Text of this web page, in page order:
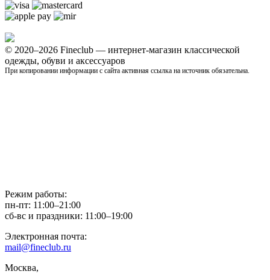
© 2020–2026 Fineclub — интернет-магазин классической
одежды, обуви и аксессуаров
При копировании информации с сайта активная ссылка на источник обязательна.
Режим работы:
пн-пт: 11:00–21:00
сб-вс и праздники: 11:00–19:00
Электронная почта:
mail@fineclub.ru
Москва,